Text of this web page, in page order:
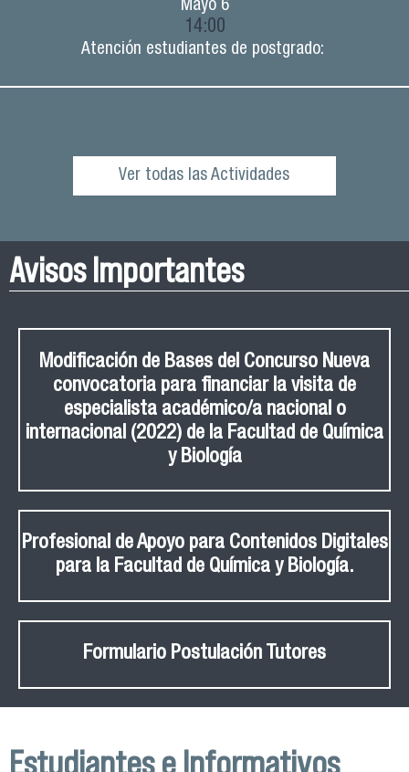
Mayo6
14:00
Atención estudiantes de postgrado:
Ver todas las Actividades
Avisos Importantes
Modificación de Bases del Concurso Nueva
convocatoria para financiar la visita de
especialista académico/a nacional o
internacional (2022) de la Facultad de Química
y Biología
Profesional de Apoyo para Contenidos Digitales
para la Facultad de Química y Biología.
Formulario Postulación Tutores
Estudiantes e Informativos